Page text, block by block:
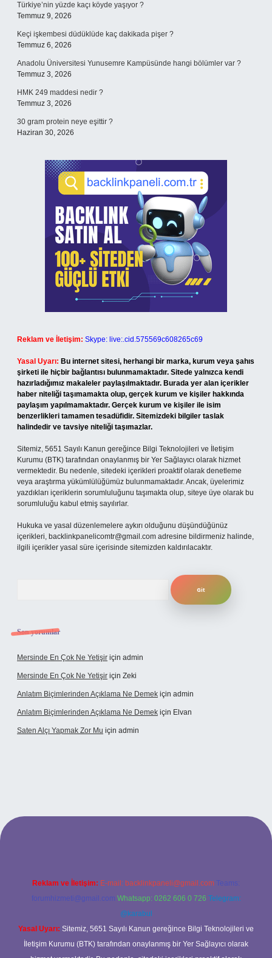
Türkiye’nin yüzde kaçı köyde yaşıyor ?
Temmuz 9, 2026
Keçi işkembesi düdüklüde kaç dakikada pişer ?
Temmuz 6, 2026
Anadolu Üniversitesi Yunusemre Kampüsünde hangi bölümler var ?
Temmuz 3, 2026
HMK 249 maddesi nedir ?
Temmuz 3, 2026
30 gram protein neye eşittir ?
Haziran 30, 2026
Reklam ve İletişim: Skype: live:.cid.575569c608265c69
Yasal Uyarı: Bu internet sitesi, herhangi bir marka, kurum veya şahıs
şirketi ile hiçbir bağlantısı bulunmamaktadır. Sitede yalnızca kendi
hazırladığımız makaleler paylaşılmaktadır. Burada yer alan içerikler
haber niteliği taşımamakta olup, gerçek kurum ve kişiler hakkında
paylaşım yapılmamaktadır. Gerçek kurum ve kişiler ile isim
benzerlikleri tamamen tesadüfidir. Sitemizdeki bilgiler taslak
halindedir ve tavsiye niteliği taşımazlar.
Sitemiz, 5651 Sayılı Kanun gereğince Bilgi Teknolojileri ve İletişim
Kurumu (BTK) tarafından onaylanmış bir Yer Sağlayıcı olarak hizmet
vermektedir. Bu nedenle, sitedeki içerikleri proaktif olarak denetleme
veya araştırma yükümlülüğümüz bulunmamaktadır. Ancak, üyelerimiz
yazdıkları içeriklerin sorumluluğunu taşımakta olup, siteye üye olarak bu
sorumluluğu kabul etmiş sayılırlar.
Hukuka ve yasal düzenlemelere aykırı olduğunu düşündüğünüz
içerikleri, backlinkpanelicomtr@gmail.com adresine bildirmeniz halinde,
ilgili içerikler yasal süre içerisinde sitemizden kaldırılacaktır.
Son yorumlar
Mersinde En Çok Ne Yetişir için admin
Mersinde En Çok Ne Yetişir için Zeki
Anlatım Biçimlerinden Açıklama Ne Demek için admin
Anlatım Biçimlerinden Açıklama Ne Demek için Elvan
Saten Alçı Yapmak Zor Mu için admin
www.hiltonbetx.org/
Reklam ve İletişim: E-mail: backlinkpaneli@gmail.com Teams:
forumhizmeti@gmail.com Whatsapp: 0262 606 0 726 Telegram:
@karabul
Yasal Uyarı: Sitemiz, 5651 Sayılı Kanun gereğince Bilgi Teknolojileri ve
İletişim Kurumu (BTK) tarafından onaylanmış bir Yer Sağlayıcı olarak